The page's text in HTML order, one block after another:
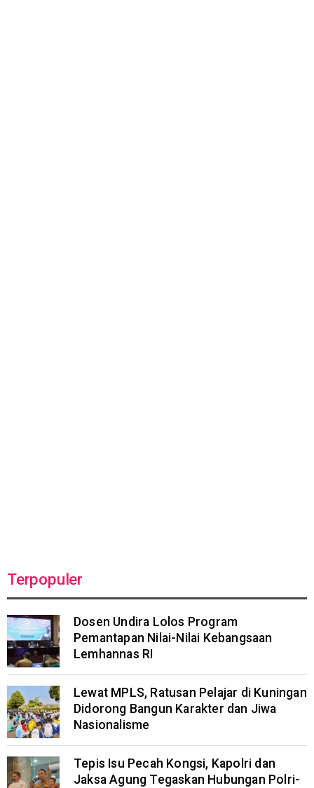
Terpopuler
Dosen Undira Lolos Program
Pemantapan Nilai-Nilai Kebangsaan
Lemhannas RI
Lewat MPLS, Ratusan Pelajar di Kuningan
Didorong Bangun Karakter dan Jiwa
Nasionalisme
Tepis Isu Pecah Kongsi, Kapolri dan
Jaksa Agung Tegaskan Hubungan Polri-